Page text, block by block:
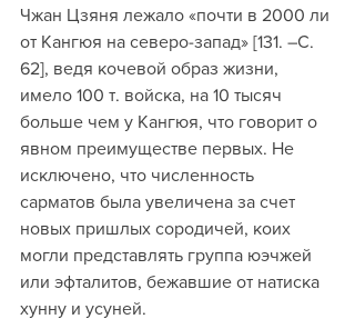
Чжан Цзяня лежало «почти в 2000 ли
от Кангюя на северо-запад» [131. –С.
62], ведя кочевой образ жизни,
имело 100 т. войска, на 10 тысяч
больше чем у Кангюя, что говорит о
явном преимуществе первых. Не
исключено, что численность
сарматов была увеличена за счет
новых пришлых сородичей, коих
могли представлять группа юэчжей
или эфталитов, бежавшие от натиска
хунну и усуней.